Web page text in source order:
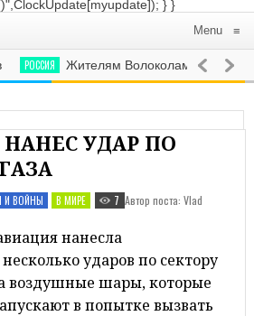
} }
Menu ≡
РОССИЯ Жителям Волоколамска
УДАР ПО
И ВОЙНЫ В МИРЕ 7 Автор поста: Vlad
нанесла
ударов по сектору
воздушные шары, которые
в попытке вызвать